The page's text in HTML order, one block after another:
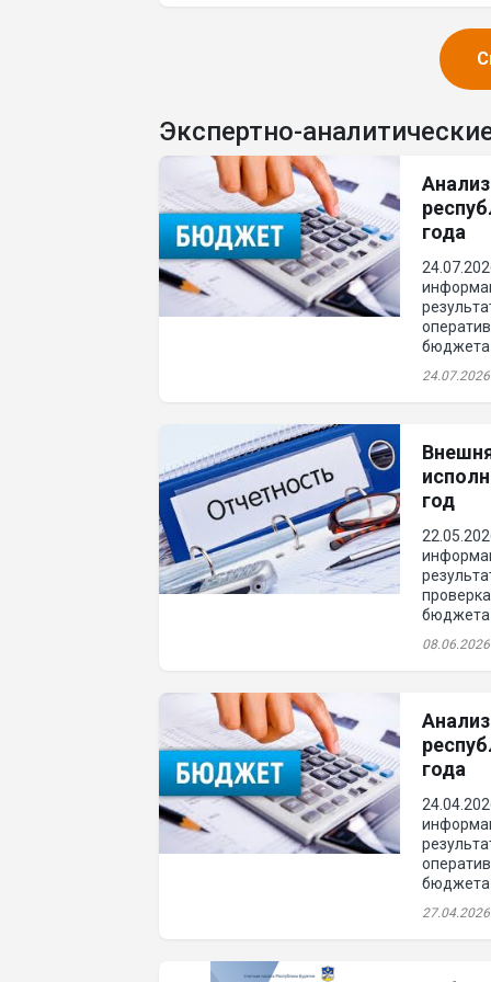
Экспертно-
года
бюджета
2026 год.
24.07.2026
год
бюджета
65
08.06.2026
года
бюджета
с
27.04.2026